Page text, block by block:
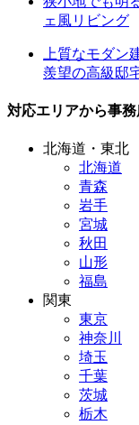
ェ風リビング
上質なモダン
羨望の高級邸
対応エリアから事
北海道・東北
北海道
青森
岩手
宮城
秋田
山形
福島
関東
東京
神奈川
埼玉
千葉
茨城
栃木